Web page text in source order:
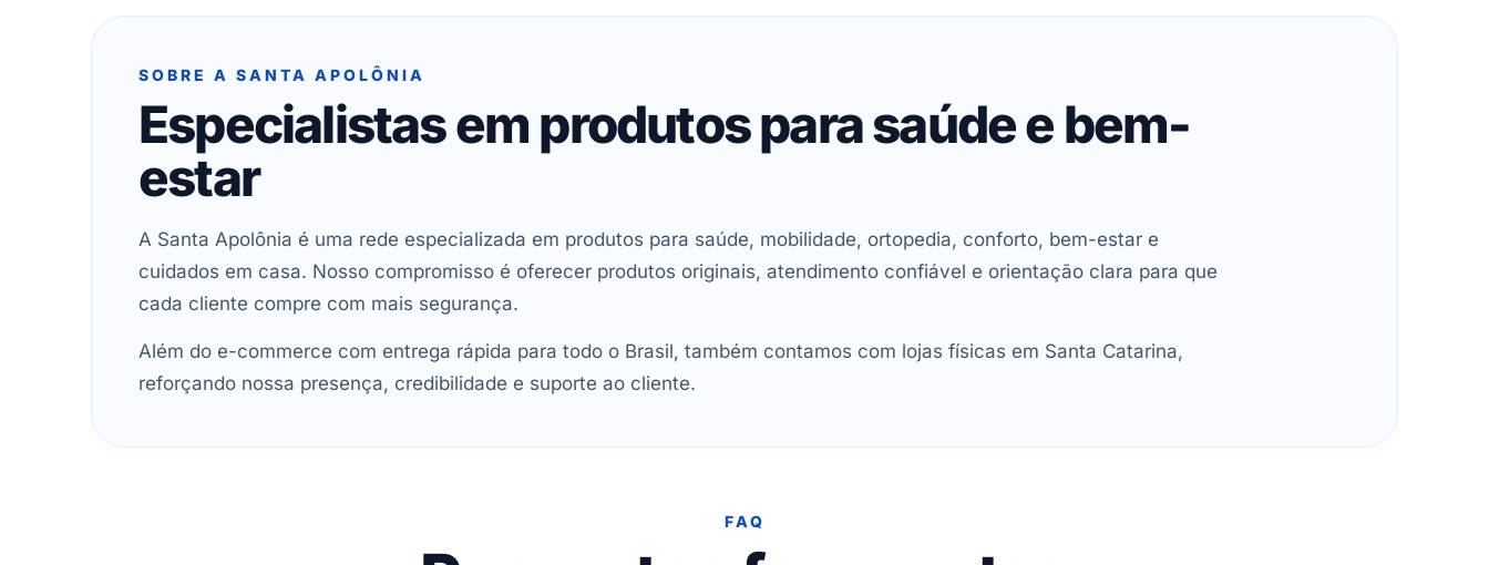
SOBRE A SANTA APOLÔNIA
Especialistas em produtos para saúde e bem-
estar
A Santa Apolônia é uma rede especializada em produtos para saúde, mobilidade, ortopedia, conforto, bem-estar e
cuidados em casa. Nosso compromisso é oferecer produtos originais, atendimento confiável e orientação clara para que
cada cliente compre com mais segurança.
Além do e-commerce com entrega rápida para todo o Brasil, também contamos com lojas físicas em Santa Catarina,
reforçando nossa presença, credibilidade e suporte ao cliente.
FAQ